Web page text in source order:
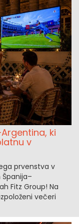
ki
v
prvenstva v
Fitz Group! Na
večeri